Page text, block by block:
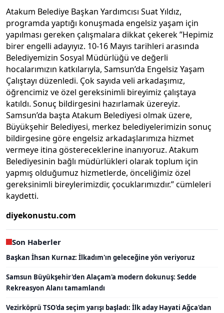
Atakum Belediye Başkan Yardımcısı Suat Yıldız,
programda yaptığı konuşmada engelsiz yaşam için
yapılması gereken çalışmalara dikkat çekerek ”Hepimiz
birer engelli adayıyız. 10-16 Mayıs tarihleri arasında
Belediyemizin Sosyal Müdürlüğü ve değerli
hocalarımızın katkılarıyla, Samsun’da Engelsiz Yaşam
Çalıştayı düzenledi. Çok sayıda veli arkadaşımız,
öğrencimiz ve özel gereksinimli bireyimiz çalıştaya
katıldı. Sonuç bildirgesini hazırlamak üzereyiz.
Samsun’da başta Atakum Belediyesi olmak üzere,
Büyükşehir Belediyesi, merkez belediyelerimizin sonuç
bildirgesine göre engelsiz arkadaşlarımıza hizmet
vermeye itina göstereceklerine inanıyoruz. Atakum
Belediyesinin bağlı müdürlükleri olarak toplum için
yapmış olduğumuz hizmetlerde, önceliğimiz özel
gereksinimli bireylerimizdir, çocuklarımızdır.” cümleleri
kaydetti.
diyekonustu.com
Son Haberler
Başkan İhsan Kurnaz: İlkadım'ın geleceğine yön veriyoruz
Samsun Büyükşehir'den Alaçam'a modern dokunuş: Sedde
Rekreasyon Alanı tamamlandı
Vezirköprü TSO'da seçim yarışı başladı: İlk aday Hayati Ağca'dan